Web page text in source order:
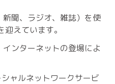
聞、ラジオ、雑誌）を使
えています。
ンターネットの登場によ
ャルネットワークサービ